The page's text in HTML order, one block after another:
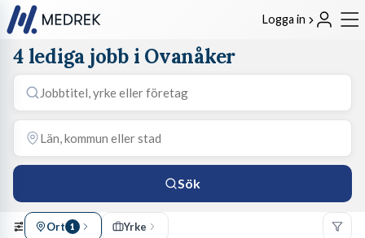
Logga in
4 lediga jobb i Ovanåker
Sök
Ort 1 Yrke